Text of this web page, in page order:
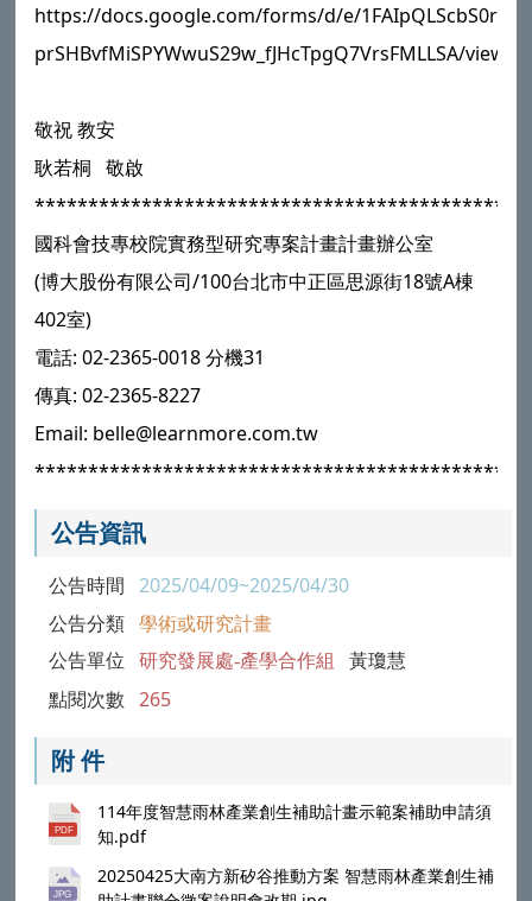
https://docs.google.com/forms/d/e/
prSHBvfMiSPYWwuS29w_fJHcTpgQ7VrsFMLLSA/
敬祝 教安
耿若桐 敬啟
國科會技專校院實務型研究專案計畫計畫辦公室
(博大股份有限公司/100台北市中正區思源街18號A棟
402室)
電話: 02-2365-0018 分機31
傳真: 02-2365-8227
Email: belle@learnmore.com.tw
公告資訊
公告時間 2025/04/09~2025/04/30
公告分類 學術或研究計畫
公告單位 研究發展處-產學合作組 黃瓊慧
點閱次數 265
附 件
114年度智慧雨林產業創生補助計畫示範案補助申請須
知.pdf
20250425大南方新矽谷推動方案 智慧雨林產業創生補